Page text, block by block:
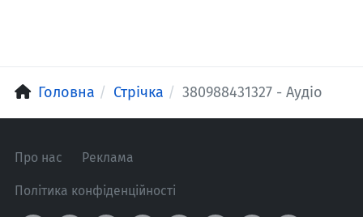
Головна Стрічка 380988431327 - Аудіо
Про нас Реклама
Політика конфіденційності